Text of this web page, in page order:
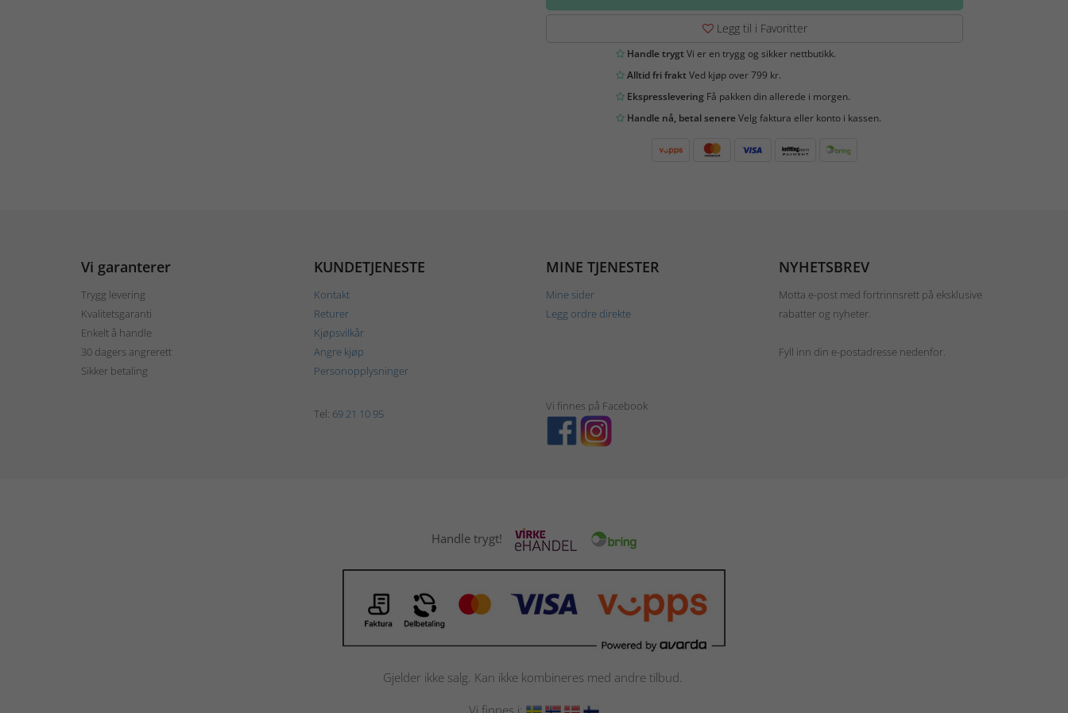
Legg til i Favoritter
Handle trygtVi er en trygg og sikker nettbutikk.
Alltid fri fraktVed kjøp over 799 kr.
EkspressleveringFå pakken din allerede i morgen.
Handle nå, betal senereVelg faktura eller konto i kassen.
Vi garanterer
Trygg levering
Kvalitetsgaranti
Enkelt å handle
30 dagers angrerett
Sikker betaling
KUNDETJENESTE
Kontakt
Returer
Kjøpsvilkår
Angre kjøp
Personopplysninger
MINE TJENESTER
Mine sider
Legg ordre direkte
NYHETSBREV
Motta e-post med fortrinnsrett på eksklusive
rabatter og nyheter.
Fyll inn din e-postadresse nedenfor.
Tel: 69 21 10 95
Vi finnes på Facebook
Handle trygt!
Gjelder ikke salg. Kan ikke kombineres med andre tilbud.
Vi finnes i: